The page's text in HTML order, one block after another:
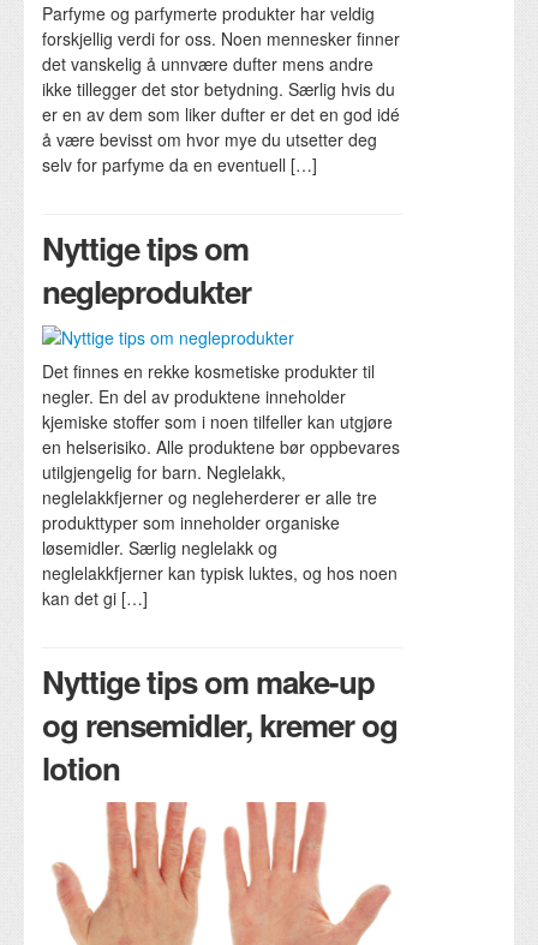
Parfyme og parfymerte produkter har veldig
forskjellig verdi for oss. Noen mennesker finner
det vanskelig å unnvære dufter mens andre
ikke tillegger det stor betydning. Særlig hvis du
er en av dem som liker dufter er det en god idé
å være bevisst om hvor mye du utsetter deg
selv for parfyme da en eventuell […]
Nyttige tips om
negleprodukter
Det finnes en rekke kosmetiske produkter til
negler. En del av produktene inneholder
kjemiske stoffer som i noen tilfeller kan utgjøre
en helserisiko. Alle produktene bør oppbevares
utilgjengelig for barn. Neglelakk,
neglelakkfjerner og negleherderer er alle tre
produkttyper som inneholder organiske
løsemidler. Særlig neglelakk og
neglelakkfjerner kan typisk luktes, og hos noen
kan det gi […]
Nyttige tips om make-up
og rensemidler, kremer og
lotion